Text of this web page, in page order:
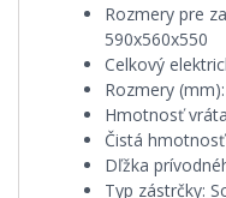
Rozmery pre
590x560x550
Celkový
Rozmery (mm):
Hmotnosť
Čistá hmotnosť
Dľžka
Typ zástrčky: